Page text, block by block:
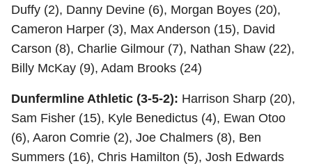
Duffy (2), Danny Devine (6), Morgan Boyes (20),
Cameron Harper (3), Max Anderson (15), David
Carson (8), Charlie Gilmour (7), Nathan Shaw (22),
Billy McKay (9), Adam Brooks (24)
Dunfermline Athletic (3-5-2): Harrison Sharp (20),
Sam Fisher (15), Kyle Benedictus (4), Ewan Otoo
(6), Aaron Comrie (2), Joe Chalmers (8), Ben
Summers (16), Chris Hamilton (5), Josh Edwards